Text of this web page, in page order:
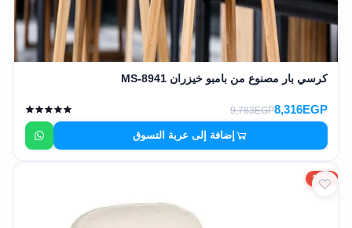
كرسي بار مصنوع من بامبو خيزران MS-8941
8,316EGP
9,783EGP
إضافة إلى عربة التسوق
15%